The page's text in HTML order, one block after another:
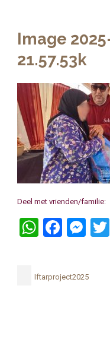
Image
21.57.53k
Deel met vrienden/familie:
Iftarproject2025